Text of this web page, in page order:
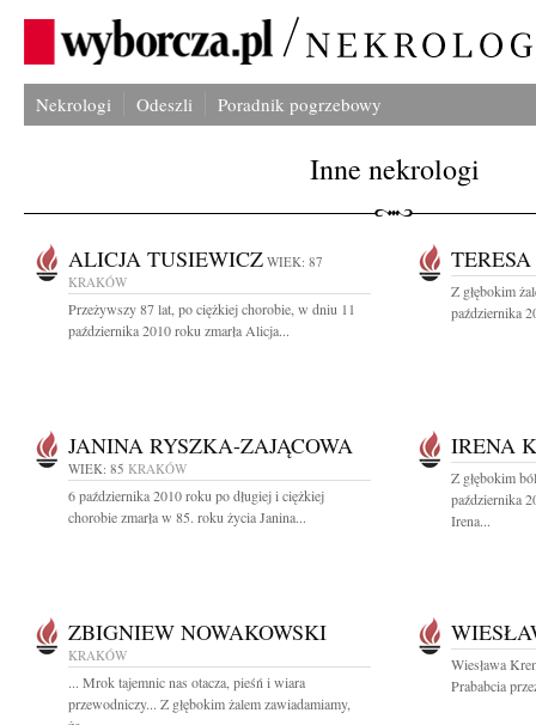
Nekrologi Odeszli Poradnik pogrzebowy
Inne nekrologi
ALICJA TUSIEWICZ WIEK: 87
KRAKÓW
Przeżywszy 87 lat, po ciężkiej chorobie, w dniu 11
października 2010 roku zmarła Alicja...
Z głębokim
października
JANINA RYSZKA-ZAJĄCOWA
WIEK: 85 KRAKÓW
6 października 2010 roku po długiej i ciężkiej
chorobie zmarła w 85. roku życia Janina...
IRENA
Z głębokim
października
Irena...
ZBIGNIEW NOWAKOWSKI
KRAKÓW
... Mrok tajemnic nas otacza, pieśń i wiara
przewodniczy... Z głębokim żalem zawiadamiamy,
Wiesława
Prababcia